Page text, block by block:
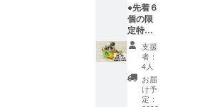
す。 ・
対象
サービ
スはマ
メノキ
ドッグ
パー
ク、せ
んねん
名やロ
ゴ以外
の仕
様・デ
ザイン
はマメ
ノキ側
で決定
しま
してい
ただけ
る企業
さま ・
ドッグ
パーク
の利用
者へPR
したい
●先着６
個の限
定特典
です。
●スタッ
フユニ
フォー
ムに御
社名、
支援
者：
4人
お届
け予
定：